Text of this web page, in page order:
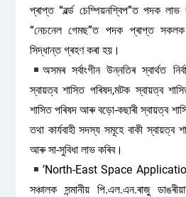
প্ৰাপ্ত “ৱৰ্ল্ড চেম্পিয়নশ্বিপ”ত পদক
“নেচনেল গেমছ”ত পদক প্ৰাপ্ত
সিদ্ধান্ত গ্ৰহণ কৰা হয়।
অসমৰ সৰ্বাংগীন উন্নতিৰ স্বাৰ্থত
স্বায়ত্ব শাসিত পৰিষদ,মটক স্বায়ত্ব
শাসিত পৰিষদ আৰু বড়ো-কছাৰী স্বায়ত্ব
তথা কাৰ্যবাহী সদস্য সমূহে বাকী স্বায়ত্ব
আৰু সা-সুবিধা লাভ কৰিব।
’North-East Space
সঞ্চালক সন্মানীয় পি.এল.এন.ৰাজু